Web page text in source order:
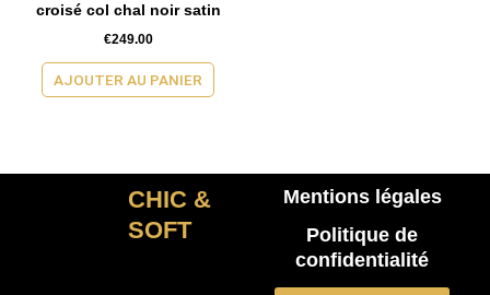
croisé col chal noir satin
€249.00
AJOUTER AU PANIER
CHIC &
SOFT
Mentions légales
Politique de
confidentialité